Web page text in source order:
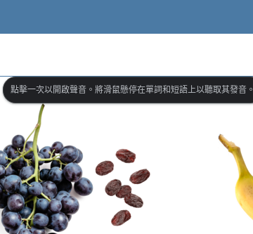
點擊一次以開啟聲音。將滑鼠懸停在單詞和短語上以聽取其發音。